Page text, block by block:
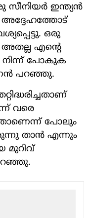
സീനിയർ ഇന്ത്യൻ
അദ്ദേഹത്തോട്
ഒരു
എന്റെ
പോകുക
പറഞ്ഞു.
വരെ
പോലും
താൻ എന്നും
മുറിവ്